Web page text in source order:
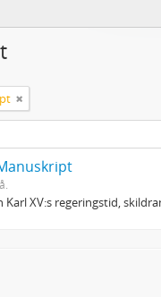
Karl XV:s regeringstid,